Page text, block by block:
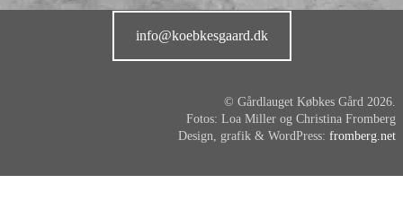
info@koebkesgaard.dk
© Gårdlauget Købkes Gård 2026.
Fotos: Loa Miller og Christina Fromberg
Design, grafik & WordPress: fromberg.net